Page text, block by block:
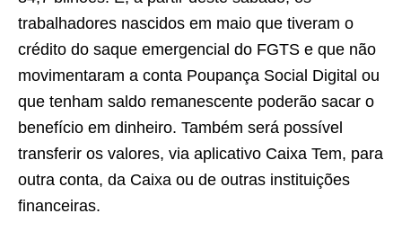
trabalhadores nascidos em maio que tiveram o
crédito do saque emergencial do FGTS e que não
movimentaram a conta Poupança Social Digital ou
que tenham saldo remanescente poderão sacar o
benefício em dinheiro. Também será possível
transferir os valores, via aplicativo Caixa Tem, para
outra conta, da Caixa ou de outras instituições
financeiras.